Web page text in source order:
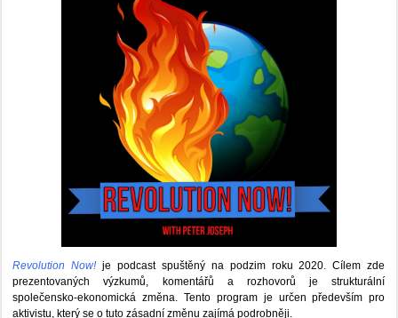
Revolution Now! je podcast spuštěný na podzim roku 2020.Cílem zde
prezentovaných výzkumů, komentářů a rozhovorů je strukturální
společensko-ekonomická změna. Tento program je určen především pro
aktivistu, který se o tuto zásadní změnu zajímá podrobněji.